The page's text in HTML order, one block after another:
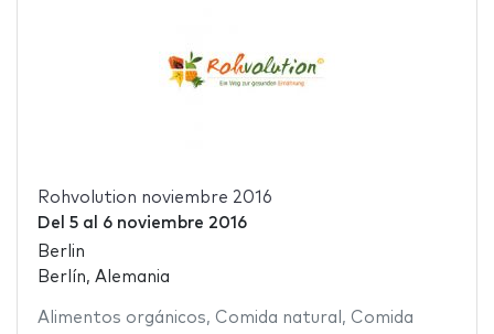
Rohvolution noviembre 2016
Del 5al 6 noviembre 2016
Berlin
Berlín, Alemania
Alimentos orgánicos, Comida natural , Comida